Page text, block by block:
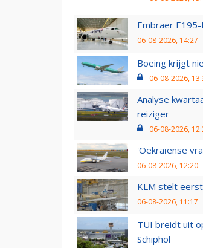
Embraer
06-08-2026, 14:27
Boeing krijgt
06-08-2026,
Analyse
reiziger
06-08-2026,
'Oekraïense
06-08-2026, 12:20
KLM stelt
06-08-2026, 11:17
TUI breidt uit
Schiphol